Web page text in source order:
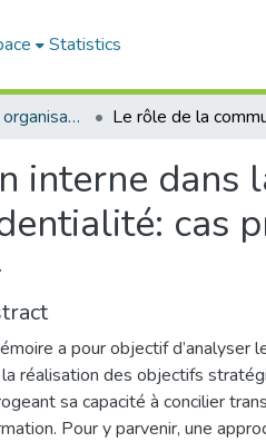
Statistics
Management des organisations (MDO)
interne dans
cas
a pour objectif d’analyser
réalisation des objectifs
sa capacité à concilier
Pour y parvenir, une